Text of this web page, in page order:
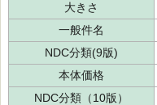
大きさ
一般件名
NDC分類(9版)
本体価格
NDC分類（10版）